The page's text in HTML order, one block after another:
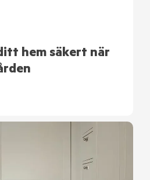
hem säkert när